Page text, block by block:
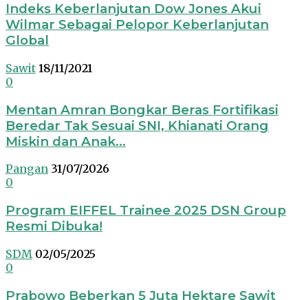
Indeks Keberlanjutan Dow Jones Akui
Wilmar Sebagai Pelopor Keberlanjutan
Global
Sawit 18/11/2021
0
Mentan Amran Bongkar Beras Fortifikasi
Beredar Tak Sesuai SNI, Khianati Orang
Miskin dan Anak...
Pangan 31/07/2026
0
Program EIFFEL Trainee 2025 DSN Group
Resmi Dibuka!
SDM 02/05/2025
0
Prabowo Beberkan 5 Juta Hektare Sawit